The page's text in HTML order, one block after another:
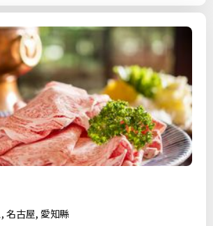
名古屋, 愛知縣